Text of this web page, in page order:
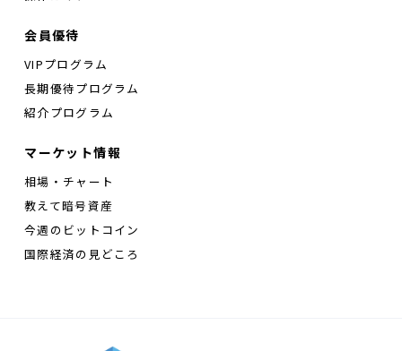
会員優待
VIPプログラム
長期優待プログラム
紹介プログラム
マーケット情報
相場・チャート
教えて暗号資産
今週のビットコイン
国際経済の見どころ